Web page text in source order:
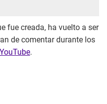
fue creada, ha vuelto a ser
de comentar durante los
YouTube.